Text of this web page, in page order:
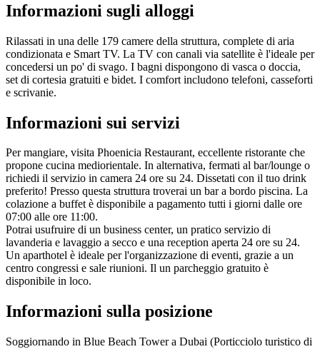
Informazioni sugli alloggi
Rilassati in una delle 179 camere della struttura, complete di aria
condizionata e Smart TV. La TV con canali via satellite è l'ideale per
concedersi un po' di svago. I bagni dispongono di vasca o doccia,
set di cortesia gratuiti e bidet. I comfort includono telefoni, casseforti
e scrivanie.
Informazioni sui servizi
Per mangiare, visita Phoenicia Restaurant, eccellente ristorante che
propone cucina mediorientale. In alternativa, fermati al bar/lounge o
richiedi il servizio in camera 24 ore su 24. Dissetati con il tuo drink
preferito! Presso questa struttura troverai un bar a bordo piscina. La
colazione a buffet è disponibile a pagamento tutti i giorni dalle ore
07:00 alle ore 11:00.
Potrai usufruire di un business center, un pratico servizio di
lavanderia e lavaggio a secco e una reception aperta 24 ore su 24.
Un aparthotel è ideale per l'organizzazione di eventi, grazie a un
centro congressi e sale riunioni. Il un parcheggio gratuito è
disponibile in loco.
Informazioni sulla posizione
Soggiornando in Blue Beach Tower a Dubai (Porticciolo turistico di